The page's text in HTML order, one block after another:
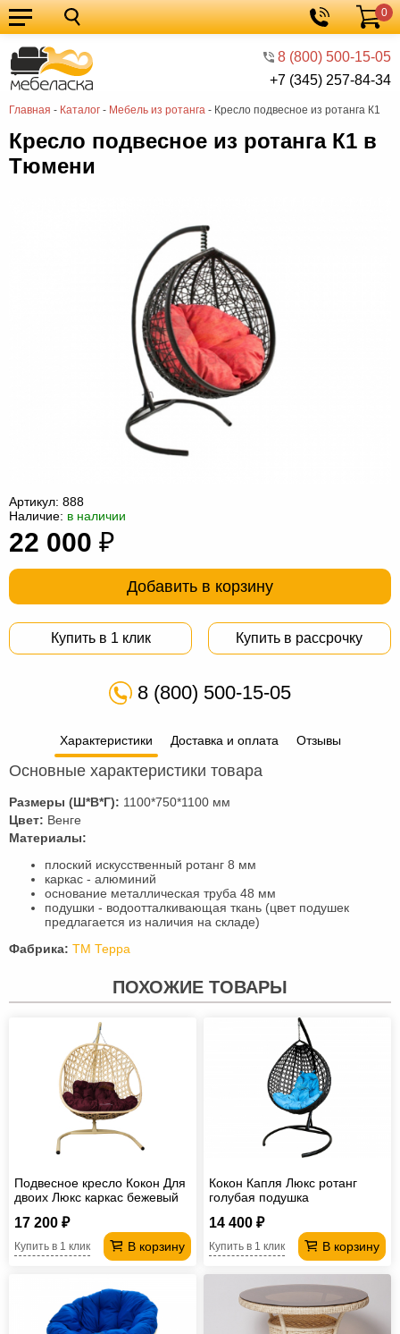
8 (800) 500-15-05
+7 (345) 257-84-34
Корзина
0
Главная - Каталог - Мебель из ротанга - Кресло подвесное из ротанга К1
Кухонные
гарнитуры
Мебель
для
кухни
Мебель
для
спальни
Кровати
Шкафы
Диваны
компьютер
для
ванной
Мебель
трансформер
Матрасы
мешки
Мебель
из
Садовая
Кресло подвесное из ротанга К1 в
Тюмени
Артикул: 888
Наличие: в наличии
22 000 ₽
Добавить в корзину
Купить в 1 клик Купить в рассрочку
8 (800) 500-15-05
Характеристики Доставка и оплата Отзывы
Основные характеристики товара
Размеры (Ш*В*Г): 1100*750*1100 мм
Цвет: Венге
Материалы:
плоский искусственный ротанг 8 мм
каркас - алюминий
основание металлическая труба 48 мм
подушки - водоотталкивающая ткань (цвет подушек
предлагается из наличия на складе)
Фабрика: ТМ Терра
ПОХОЖИЕ ТОВАРЫ
Подвесное кресло Кокон Для
двоих Люкс каркас бежевый
17 200 ₽
В корзину
Купить в 1 клик
Кокон Капля Люкс ротанг
голубая подушка
14 400 ₽
В корзину
Купить в 1 клик